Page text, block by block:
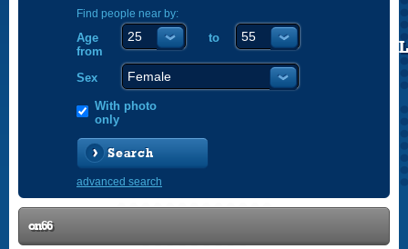
Find people near by:
Age
from
to
Sex
With photo
only
Search
advanced search
on66